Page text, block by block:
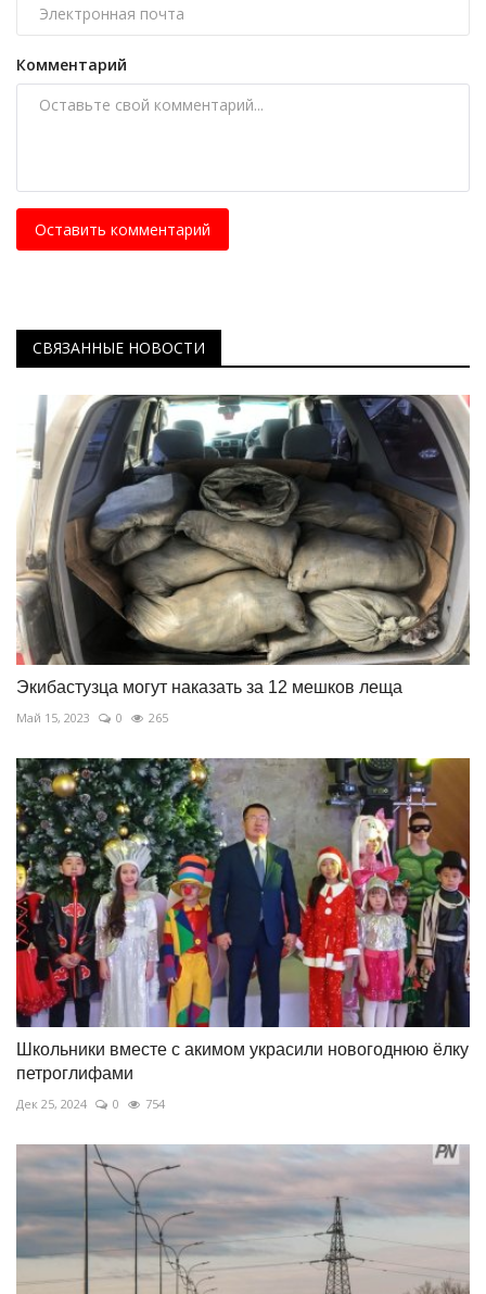
Комментарий
Оставить комментарий
СВЯЗАННЫЕ НОВОСТИ
Экибастузца могут наказать за 12 мешков леща
Май 15, 2023 0 265
Школьники вместе с акимом украсили новогоднюю ёлку
петроглифами
Дек 25, 2024 0 754